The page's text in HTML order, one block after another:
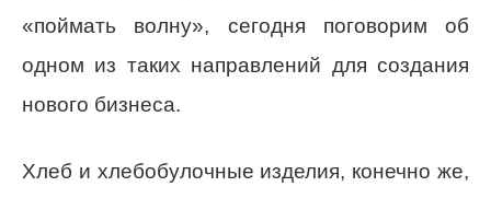
«поймать волну», сегодня поговорим об
одном из таких направлений для создания
нового бизнеса.
Хлеб и хлебобулочные изделия, конечно же,